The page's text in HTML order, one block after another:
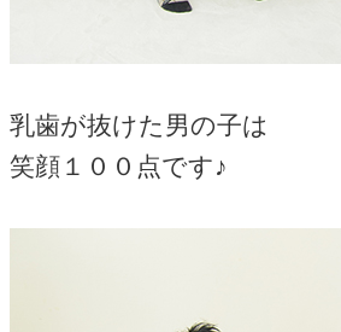
乳歯が抜けた男の子は
笑顔１００点です♪